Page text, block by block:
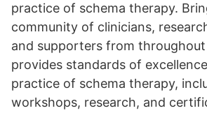
practice of schema therapy.
community of clinicians,
and supporters from
provides standards of
practice of schema therapy,
workshops, research, and